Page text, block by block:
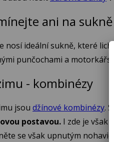
ani na sukně
nosí ideální sukně, které
punčochami a
- kombinézy
jsou džínové kombinézy.
postavou. I zde je však
se však upnutým